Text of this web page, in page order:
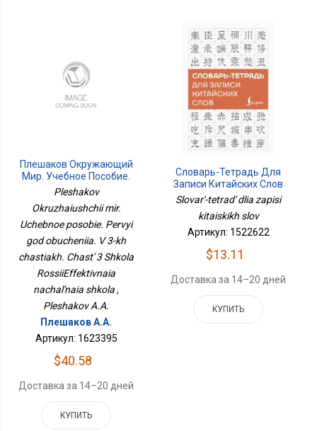
Плешаков Окружающий
Мир. Учебное Пособие.
Первый Год Обучения. В
Школа
РоссииЭффективная
Начальная Школа
Pleshakov
Okruzhaiushchii mir.
Uchebnoe posobie. Pervyi
god obucheniia. V 3-kh
chastiakh. Chast' 3 Shkola
RossiiEffektivnaia
nachal'naia shkola ,
Pleshakov A.A.
Плешаков А.А.
Артикул: 1623395
$40.58
Доставка за 14–20 дней
КУПИТЬ
Словарь-Тетрадь Для
Записи Китайских Слов
Slovar'-tetrad' dlia zapisi
kitaiskikh slov
Артикул: 1522622
$13.11
Доставка за 14–20 дней
КУПИТЬ